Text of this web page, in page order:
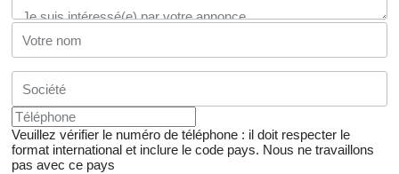
Veuillez vérifier le numéro de téléphone : il doit respecter le
format international et inclure le code pays. Nous ne travaillons
pas avec ce pays